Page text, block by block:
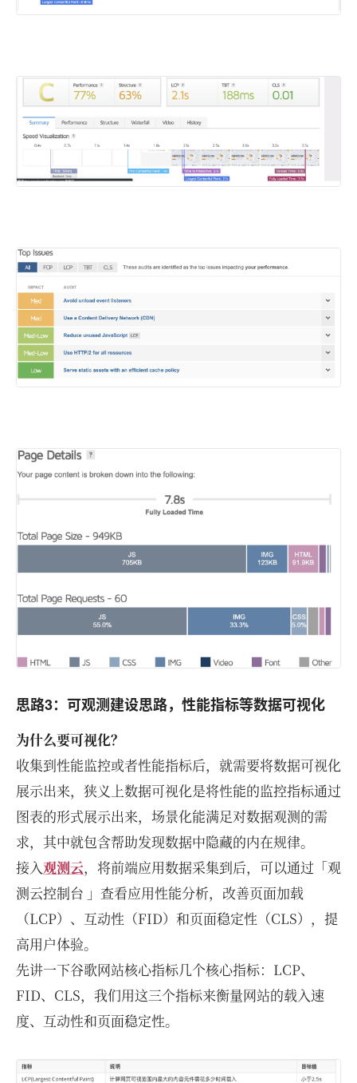
思路3：可观测建设思路，性能指标等数据可视化
为什么要可视化？
收集到性能监控或者性能指标后，就需要将数据可视化
展示出来，狭义上数据可视化是将性能的监控指标通过
图表的形式展示出来，场景化能满足对数据观测的需
求，其中就包含帮助发现数据中隐藏的内在规律。
接入观测云，将前端应用数据采集到后，可以通过「观
测云控制台 」查看应用性能分析，改善页面加载
（LCP）、互动性（FID）和页面稳定性（CLS），提
高用户体验。
先讲一下谷歌网站核心指标几个核心指标：LCP、
FID、CLS，我们用这三个指标来衡量网站的载入速
度、互动性和页面稳定性。